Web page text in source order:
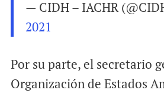
— CIDH – IACHR
2021
Por su parte, el secretario
Organización de Estados